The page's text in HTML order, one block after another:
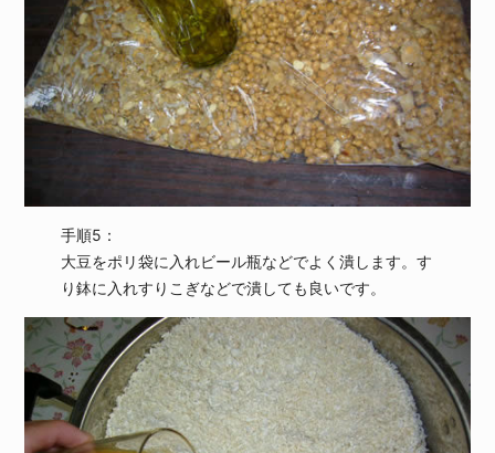
手順5：
大豆をポリ袋に入れビール瓶などでよく潰します。す
り鉢に入れすりこぎなどで潰しても良いです。